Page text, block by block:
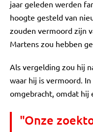
jaar geleden werden
hoogte gesteld van
zouden vermoord zijn
Martens zou hebben
Als vergelding zou hij
waar hij is vermoord.
omgebracht, omdat hij
"Onze